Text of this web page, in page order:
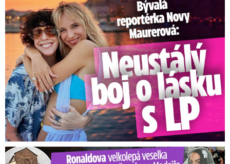
Bývalá reportérka Novy Maurerová: Neustálý boj o lásku s ...
Ronaldova velkolepá veselka na Madeiře: Svatba plná zákazů!